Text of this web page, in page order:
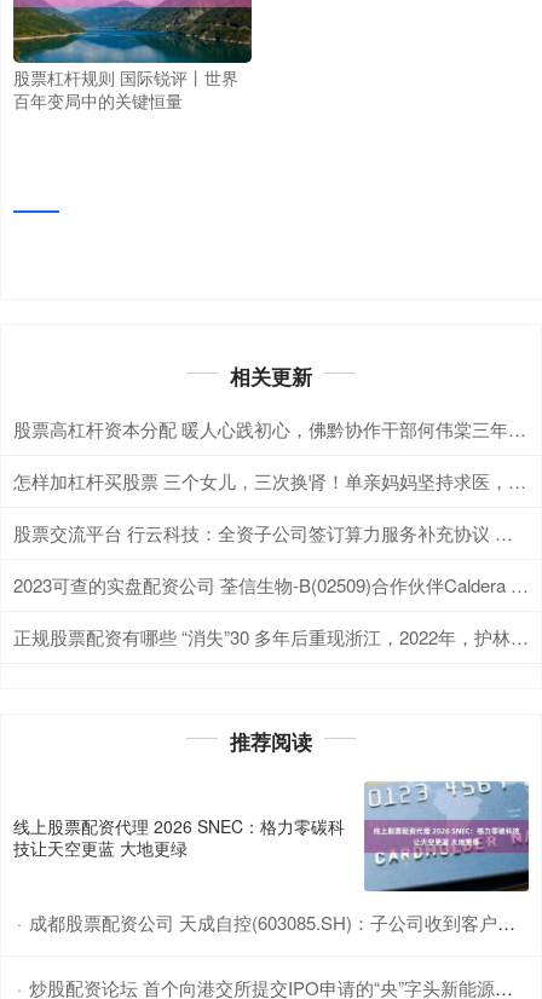
股票杠杆规则 国际锐评丨世界
百年变局中的关键恒量
相关更新
股票高杠杆资本分配 暖人心践初心，佛黔协作干部何伟棠三年助残记
怎样加杠杆买股票 三个女儿，三次换肾！单亲妈妈坚持求医，中山一院助孩子们改写透析命运
股票交流平台 行云科技：全资子公司签订算力服务补充协议 合同额增至30.53亿元
2023可查的实盘配资公司 荃信生物-B(02509)合作伙伴Caldera Therapeutics拟与Synlogic合并登陆纳斯达克 并同步募资 2.78 亿美元
正规股票配资有哪些 “消失”30 多年后重现浙江，2022年，护林员在集水桶中发现
推荐阅读
线上股票配资代理 2026 SNEC：格力零碳科
技让天空更蓝 大地更绿
· 成都股票配资公司 天成自控(603085.SH)：子公司收到客户项目定点通知
· 炒股配资论坛 首个向港交所提交IPO申请的“央”字头新能源车企，阿维塔的破冰逻辑是什么？